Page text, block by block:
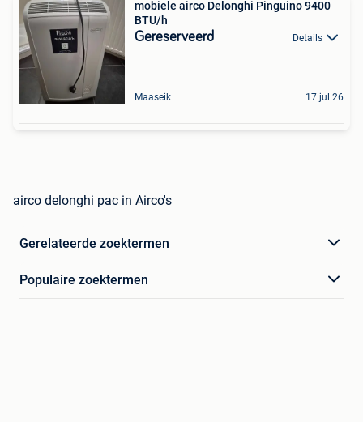
mobiele airco Delonghi Pinguino 9400
BTU/h
Gereserveerd Details
Maaseik 17 jul 26
airco delonghi pac in Airco's
Gerelateerde zoektermen
Populaire zoektermen